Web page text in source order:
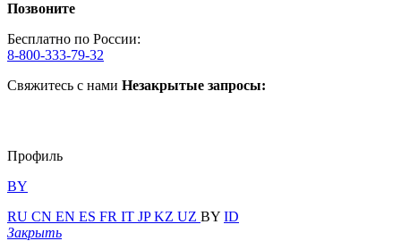
Позвоните
Бесплатно по России:
8-800-333-79-32
Свяжитесь с нами Незакрытые запросы:
Профиль
BY
RU CN EN ES FR IT JPKZ UZ BY ID
Закрыть